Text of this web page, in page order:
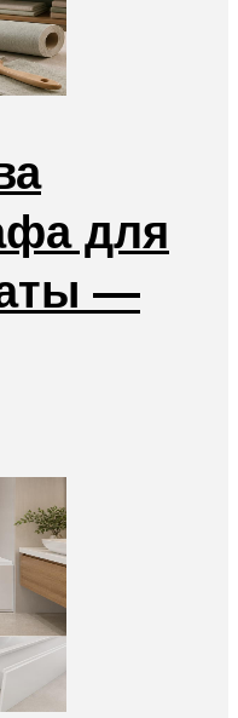
для
—